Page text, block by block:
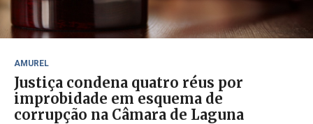
AMUREL
Justiça condena quatro réus por
improbidade em esquema de
corrupção na Câmara de Laguna